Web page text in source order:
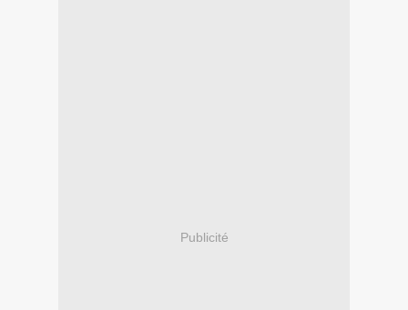
Publicité